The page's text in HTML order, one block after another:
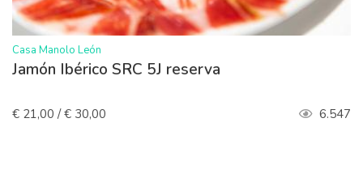
>
Casa Manolo León
Jamón Ibérico SRC 5J reserva
€ 21,00 / € 30,00 6.547